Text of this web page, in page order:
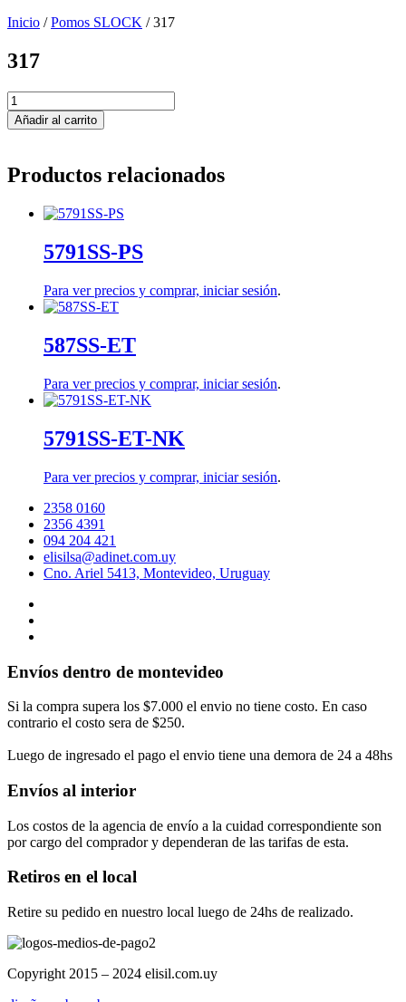
Inicio /Pomos SLOCK / 317
317
317
cantidad
Añadir al carrito
Productos relacionados
5791SS-PS
Para ver precios y comprar, iniciar sesión.
587SS-ET
Para ver precios y comprar, iniciar sesión.
5791SS-ET-NK
Para ver precios y comprar, iniciar sesión.
2358 0160
2356 4391
094 204 421
elisilsa@adinet.com.uy
Cno. Ariel 5413, Montevideo, Uruguay
Envíos dentro de montevideo
Si la compra supera los $7.000 el envio no tiene costo. En caso
contrario el costo sera de $250.
Luego de ingresado el pago el envio tiene una demora de 24 a 48hs
Envíos al interior
Los costos de la agencia de envío a la cuidad correspondiente son
por cargo del comprador y dependeran de las tarifas de esta.
Retiros en el local
Retire su pedido en nuestro local luego de 24hs de realizado.
Copyright 2015 – 2024 elisil.com.uy